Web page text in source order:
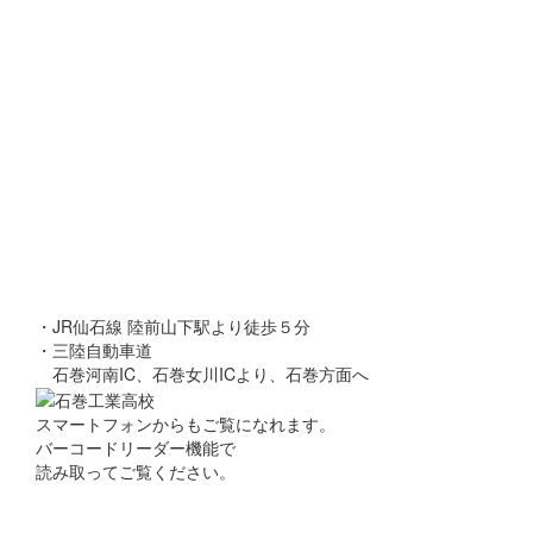
・JR仙石線 陸前山下駅より徒歩５分
・三陸自動車道
石巻河南IC、石巻女川ICより、石巻方面へ
スマートフォンからもご覧になれます。
バーコードリーダー機能で
読み取ってご覧ください。